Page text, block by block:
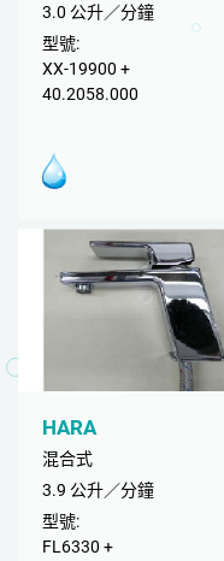
3.0 公升／分鐘
型號:
XX-19900 +
40.2058.000
HARA
混合式
3.9 公升／分鐘
型號:
FL6330 +